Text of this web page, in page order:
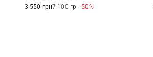
3 550 грн7 100 грн-50%